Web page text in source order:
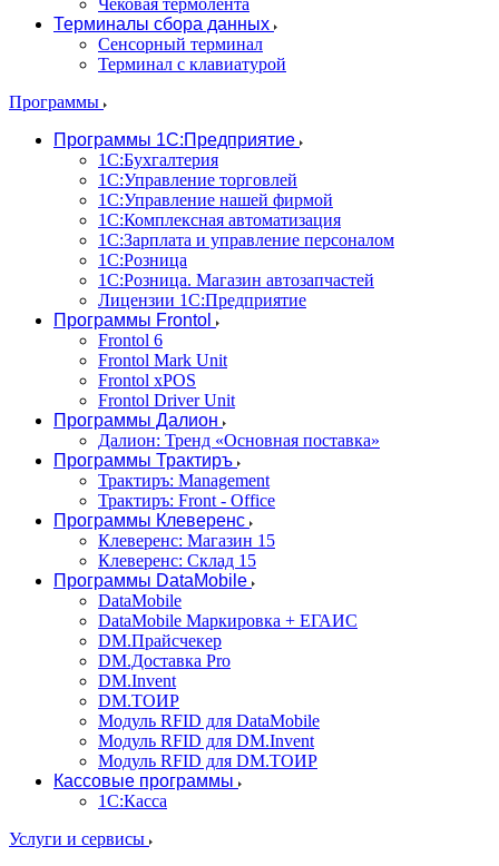
Чековая термолента
Терминалы сбора данных
Сенсорный терминал
Терминал с клавиатурой
Программы
Программы 1С:Предприятие
1С:Бухгалтерия
1С:Управление торговлей
1С:Управление нашей фирмой
1С:Комплексная автоматизация
1С:Зарплата и управление персоналом
1С:Розница
1С:Розница. Магазин автозапчастей
Лицензии 1С:Предприятие
Программы Frontol
Frontol 6
Frontol Mark Unit
Frontol xPOS
Frontol Driver Unit
Программы Далион
Далион: Тренд «Основная поставка»
Программы Трактиръ
Трактиръ: Management
Трактиръ: Front - Office
Программы Клеверенс
Клеверенс: Магазин 15
Клеверенс: Склад 15
Программы DataMobile
DataMobile
DataMobile Маркировка + ЕГАИС
DM.Прайсчекер
DM.Доставка Pro
DM.Invent
DM.ТОИР
Модуль RFID для DataMobile
Модуль RFID для DM.Invent
Модуль RFID для DM.ТОИР
Кассовые программы
1С:Касса
Услуги и сервисы